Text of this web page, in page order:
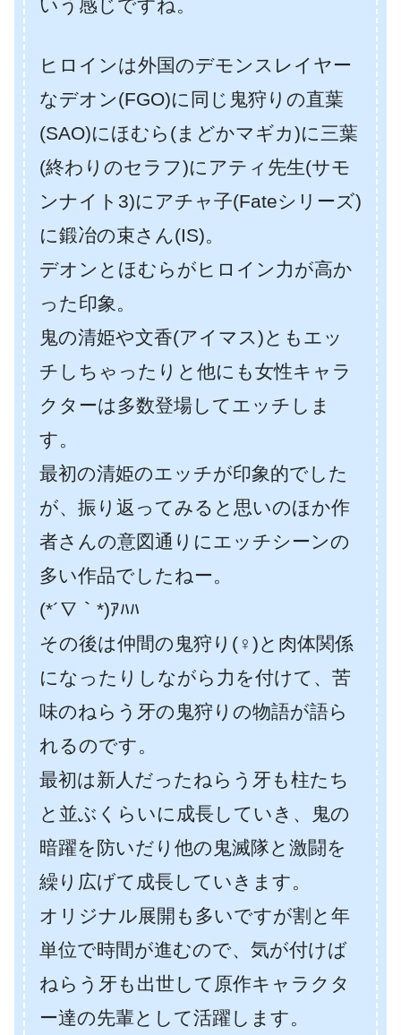
いう感じですね。
ヒロインは外国のデモンスレイヤー
なデオン(FGO)に同じ鬼狩りの直葉
(SAO)にほむら(まどかマギカ)に三葉
(終わりのセラフ)にアティ先生(サモ
ンナイト3)にアチャ子(Fateシリーズ)
に鍛冶の束さん(IS)。
デオンとほむらがヒロイン力が高か
った印象。
鬼の清姫や文香(アイマス)ともエッ
チしちゃったりと他にも女性キャラ
クターは多数登場してエッチしま
す。
最初の清姫のエッチが印象的でした
が、振り返ってみると思いのほか作
者さんの意図通りにエッチシーンの
多い作品でしたねー。
(*´∇｀*)ｱﾊﾊ
その後は仲間の鬼狩り(♀)と肉体関係
になったりしながら力を付けて、苦
味のねらう牙の鬼狩りの物語が語ら
れるのです。
最初は新人だったねらう牙も柱たち
と並ぶくらいに成長していき、鬼の
暗躍を防いだり他の鬼滅隊と激闘を
繰り広げて成長していきます。
オリジナル展開も多いですが割と年
単位で時間が進むので、気が付けば
ねらう牙も出世して原作キャラクタ
ー達の先輩として活躍します。